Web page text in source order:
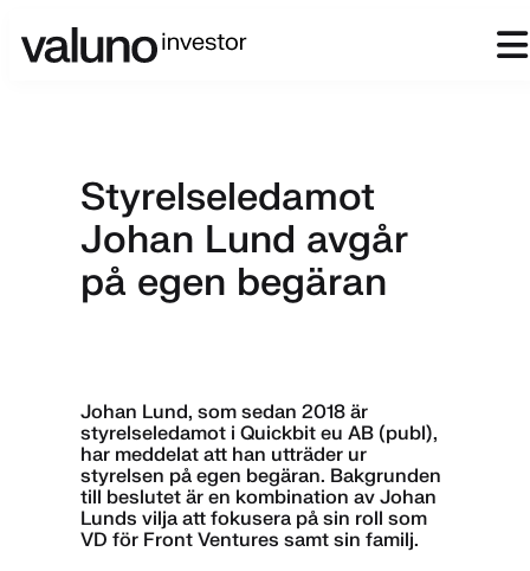
Styrelseledamot
Johan Lund avgår
på egen begäran
Johan Lund, som sedan 2018 är
styrelseledamot i Quickbit eu AB (publ),
har meddelat att han utträder ur
styrelsen på egen begäran. Bakgrunden
till beslutet är en kombination av Johan
Lunds vilja att fokusera på sin roll som
VD för Front Ventures samt sin familj.